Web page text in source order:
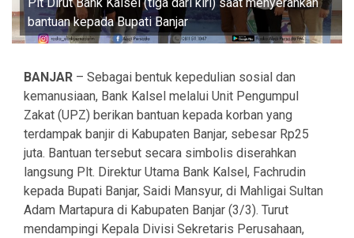
bantuan kepada Bupati Banjar
BANJAR – Sebagai bentuk kepedulian sosial dan
kemanusiaan, Bank Kalsel melalui Unit Pengumpul
Zakat (UPZ) berikan bantuan kepada korban yang
terdampak banjir di Kabupaten Banjar, sebesar Rp25
juta. Bantuan tersebut secara simbolis diserahkan
langsung Plt. Direktur Utama Bank Kalsel, Fachrudin
kepada Bupati Banjar, Saidi Mansyur, di Mahligai Sultan
Adam Martapura di Kabupaten Banjar (3/3). Turut
mendampingi Kepala Divisi Sekretaris Perusahaan,